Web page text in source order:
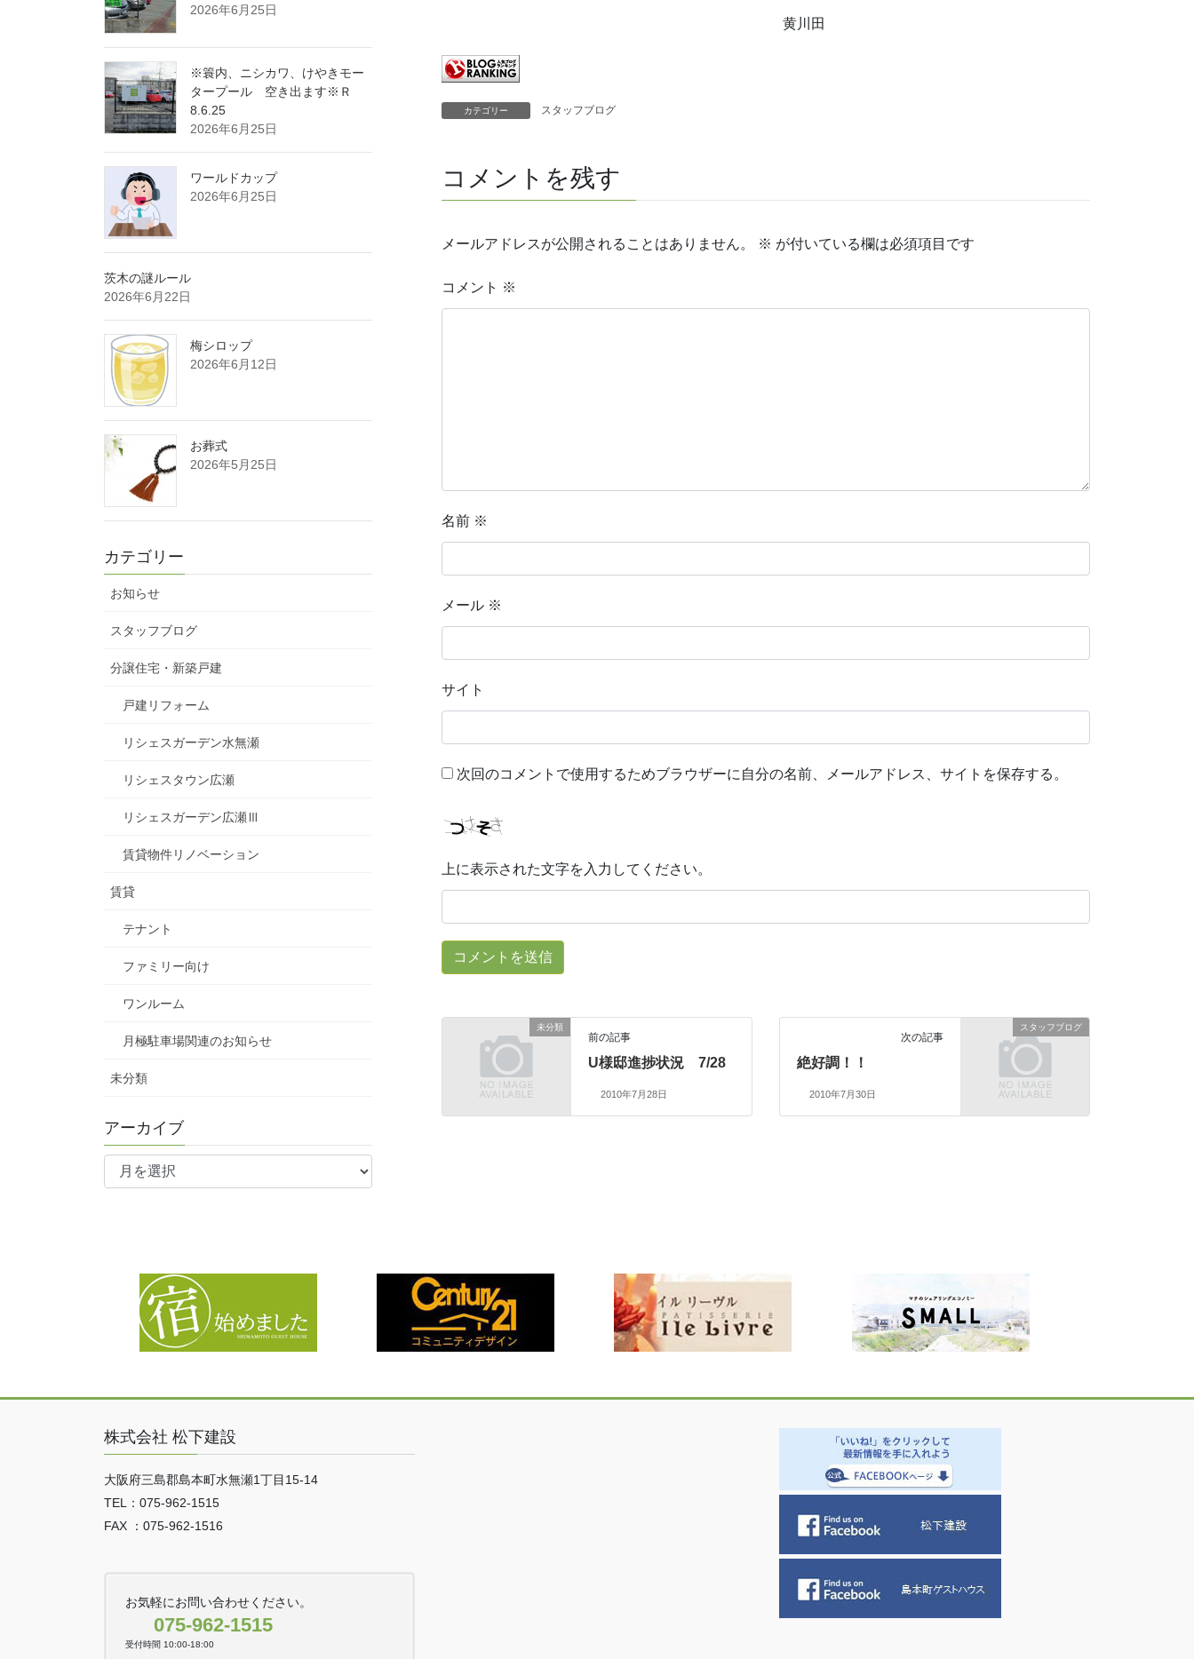
黄川田
カテゴリー スタッフブログ
コメントを残す
メールアドレスが公開されることはありません。 ※ が付いている欄は必須項目です
コメント ※
名前 ※
メール ※
サイト
次回のコメントで使用するためブラウザーに自分の名前、メールアドレス、サイトを保存する。
上に表示された文字を入力してください。
未分類
前の記事
U様邸進捗状況 7/28
2010年7月28日
スタッフブログ
次の記事
絶好調！！
2010年7月30日
2026年6月25日
※簑内、ニシカワ、けやきモー
タープール 空き出ます※Ｒ
8.6.25
2026年6月25日
ワールドカップ
2026年6月25日
茨木の謎ルール
2026年6月22日
梅シロップ
2026年6月12日
お葬式
2026年5月25日
カテゴリー
お知らせ
スタッフブログ
分譲住宅・新築戸建
戸建リフォーム
リシェスガーデン水無瀬
リシェスタウン広瀬
リシェスガーデン広瀬Ⅲ
賃貸物件リノベーション
賃貸
テナント
ファミリー向け
ワンルーム
月極駐車場関連のお知らせ
未分類
アーカイブ
ア
株式会社 松下建設
大阪府三島郡島本町水無瀬1丁目15-14
TEL：075-962-1515
FAX ：075-962-1516
お気軽にお問い合わせください。
075-962-1515
受付時間 10:00-18:00